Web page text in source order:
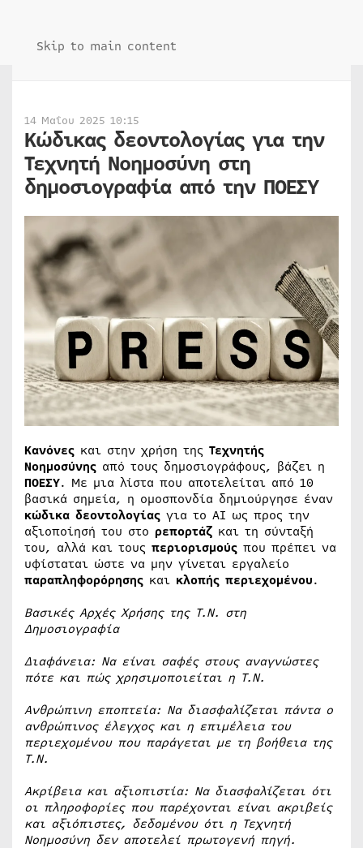
Skip to main content
14 Μαΐου 2025 10:15
Κώδικας δεοντολογίας για την
Τεχνητή Νοημοσύνη στη
δημοσιογραφία από την ΠΟΕΣΥ
Κανόνες και στην χρήση της Τεχνητής
Νοημοσύνης από τους δημοσιογράφους, βάζει η
ΠΟΕΣΥ. Με μια λίστα που αποτελείται από 10
βασικά σημεία, η ομοσπονδία δημιούργησε έναν
κώδικα δεοντολογίας για το AI ως προς την
αξιοποίησή του στο ρεπορτάζ και τη σύνταξή
του, αλλά και τους περιορισμούς που πρέπει να
υφίσταται ώστε να μην γίνεται εργαλείο
παραπληφορόρησης και κλοπής περιεχομένου.
Βασικές Αρχές Χρήσης της Τ.Ν. στη
Δημοσιογραφία
Διαφάνεια: Να είναι σαφές στους αναγνώστες
πότε και πώς χρησιμοποιείται η Τ.Ν.
Ανθρώπινη εποπτεία: Να διασφαλίζεται πάντα ο
ανθρώπινος έλεγχος και η επιμέλεια του
περιεχομένου που παράγεται με τη βοήθεια της
Τ.Ν.
Ακρίβεια και αξιοπιστία: Να διασφαλίζεται ότι
οι πληροφορίες που παρέχονται είναι ακριβείς
και αξιόπιστες, δεδομένου ότι η Τεχνητή
Νοημοσύνη δεν αποτελεί πρωτογενή πηγή.